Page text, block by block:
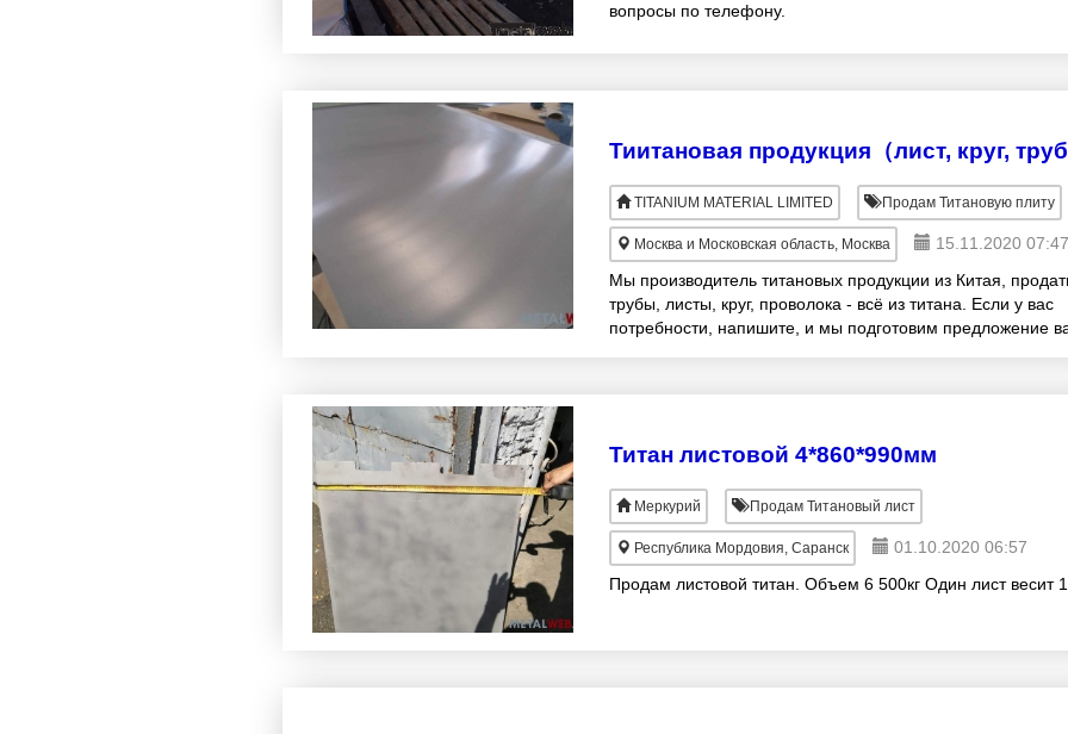
вопросы по телефону.
Тиитановая продукция（лист, круг,
TITANIUM MATERIAL LIMITED Продам Титановую плиту
Москва и Московская область, Москва
15.11.2020 07:47
Мы производитель титановых продукции из Китая,
трубы, листы, круг, проволока - всё из титана. Если у вас
потребности, напишите, и мы подготовим предложение
Титан листовой 4*860*990мм
Меркурий Продам Титановый лист
Республика Мордовия, Саранск
01.10.2020 06:57
Продам листовой титан. Объем 6 500кг Один лист весит